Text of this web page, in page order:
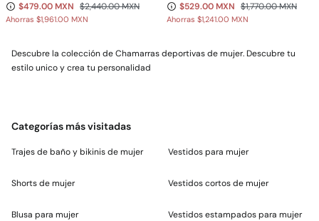
$479.00 MXN $2,440.00 MXN
Ahorras $1,961.00 MXN
$529.00 MXN $1,770.00 MXN
Ahorras $1,241.00 MXN
Descubre la colección de Chamarras deportivas de mujer. Descubre tu
estilo unico y crea tu personalidad
Categorías más visitadas
Trajes de baño y bikinis de mujer
Shorts de mujer
Blusa para mujer
Vestidos para mujer
Vestidos cortos de mujer
Vestidos estampados para mujer